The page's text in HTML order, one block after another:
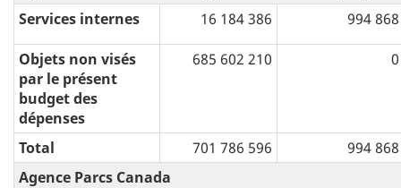
Services internes
16 184 386 994 868
Objets non visés
par le présent
budget des
dépenses
685 602 210 0
Total 701 786 596
994 868
Agence Parcs Canada